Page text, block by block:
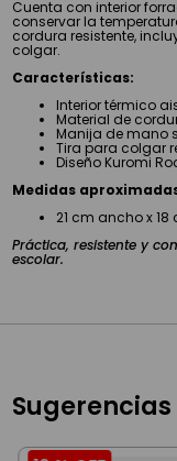
Cuenta con interior
conservar la
cordura resistente,
colgar.
Características:
Interior térmico
Material de
Manija de mano
Tira para colgar
Diseño Kuromi
Medidas
21 cm ancho x
Práctica, resistente y
escolar.
Sugerencias